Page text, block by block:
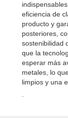
eficiencia de
producto y
posteriores,
sostenibilidad
que la
esperar más
metales, lo
limpios y una